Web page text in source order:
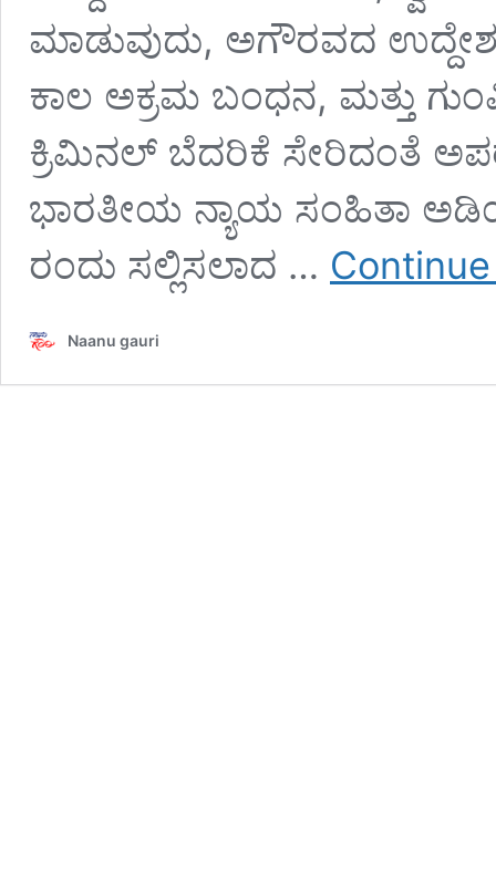
ಮಾಡುವುದು, ಅಗೌರವದ
ಕಾಲ ಅಕ್ರಮ ಬಂಧನ, ಮತ್ತು
ಕ್ರಿಮಿನಲ್ ಬೆದರಿಕೆ ಸೇರಿದಂತೆ
ಭಾರತೀಯ ನ್ಯಾಯ ಸಂಹಿತಾ
ರಂದು ಸಲ್ಲಿಸಲಾದ …
Naanu gauri